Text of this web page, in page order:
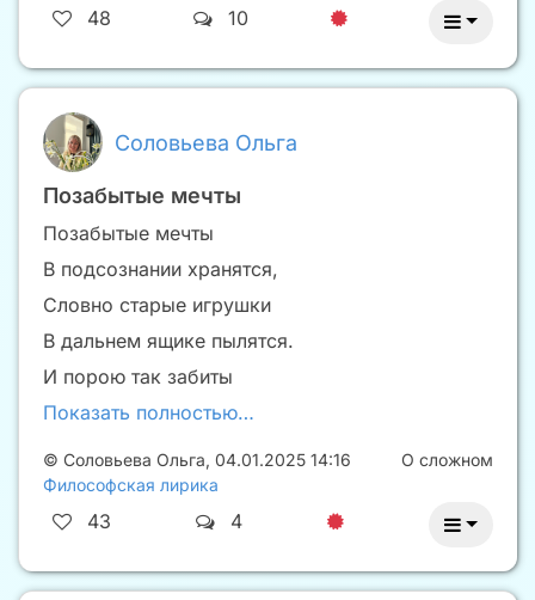
48 10
Соловьева Ольга
Позабытые мечты
Позабытые мечты
В подсознании хранятся,
Словно старые игрушки
В дальнем ящике пылятся.
И порою так забиты
Показать полностью…
© Соловьева Ольга, 04.01.2025 14:16
Философская лирика
О сложном
43 4